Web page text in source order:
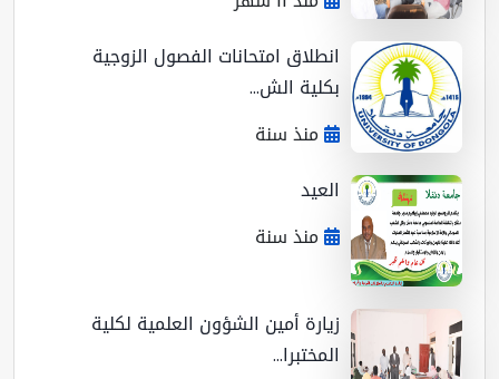
انطلاق امتحانات الفصول الزوجية
بكلية الش...
منذ سنة
العيد
منذ سنة
زيارة أمين الشؤون العلمية لكلية
المختبرا...